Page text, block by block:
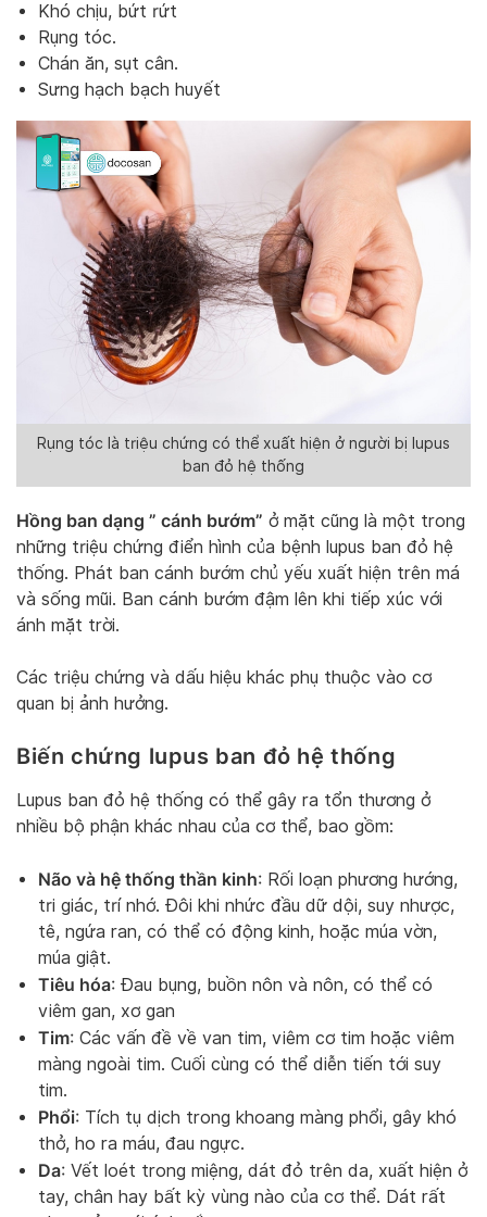
Khó chịu, bứt rứt
Rụng tóc.
Chán ăn, sụt cân.
Sưng hạch bạch huyết
Rụng tóc là triệu chứng có thể xuất hiện ở người bị lupus
ban đỏ hệ thống
Hồng ban dạng ” cánh bướm” ở mặt cũng là một trong
những triệu chứng điển hình của bệnh lupus ban đỏ hệ
thống. Phát ban cánh bướm chủ yếu xuất hiện trên má
và sống mũi. Ban cánh bướm đậm lên khi tiếp xúc với
ánh mặt trời.
Các triệu chứng và dấu hiệu khác phụ thuộc vào cơ
quan bị ảnh hưởng.
Biến chứng lupus ban đỏ hệ thống
Lupus ban đỏ hệ thống có thể gây ra tổn thương ở
nhiều bộ phận khác nhau của cơ thể, bao gồm:
Não và hệ thống thần kinh: Rối loạn phương hướng,
tri giác, trí nhớ. Đôi khi nhức đầu dữ dội, suy nhược,
tê, ngứa ran, có thể có động kinh, hoặc múa vờn,
múa giật.
Tiêu hóa: Đau bụng, buồn nôn và nôn, có thể có
viêm gan, xơ gan
Tim: Các vấn đề về van tim, viêm cơ tim hoặc viêm
màng ngoài tim. Cuối cùng có thể diễn tiến tới suy
tim.
Phổi: Tích tụ dịch trong khoang màng phổi, gây khó
thở, ho ra máu, đau ngực.
Da: Vết loét trong miệng, dát đỏ trên da, xuất hiện ở
tay, chân hay bất kỳ vùng nào của cơ thể. Dát rất